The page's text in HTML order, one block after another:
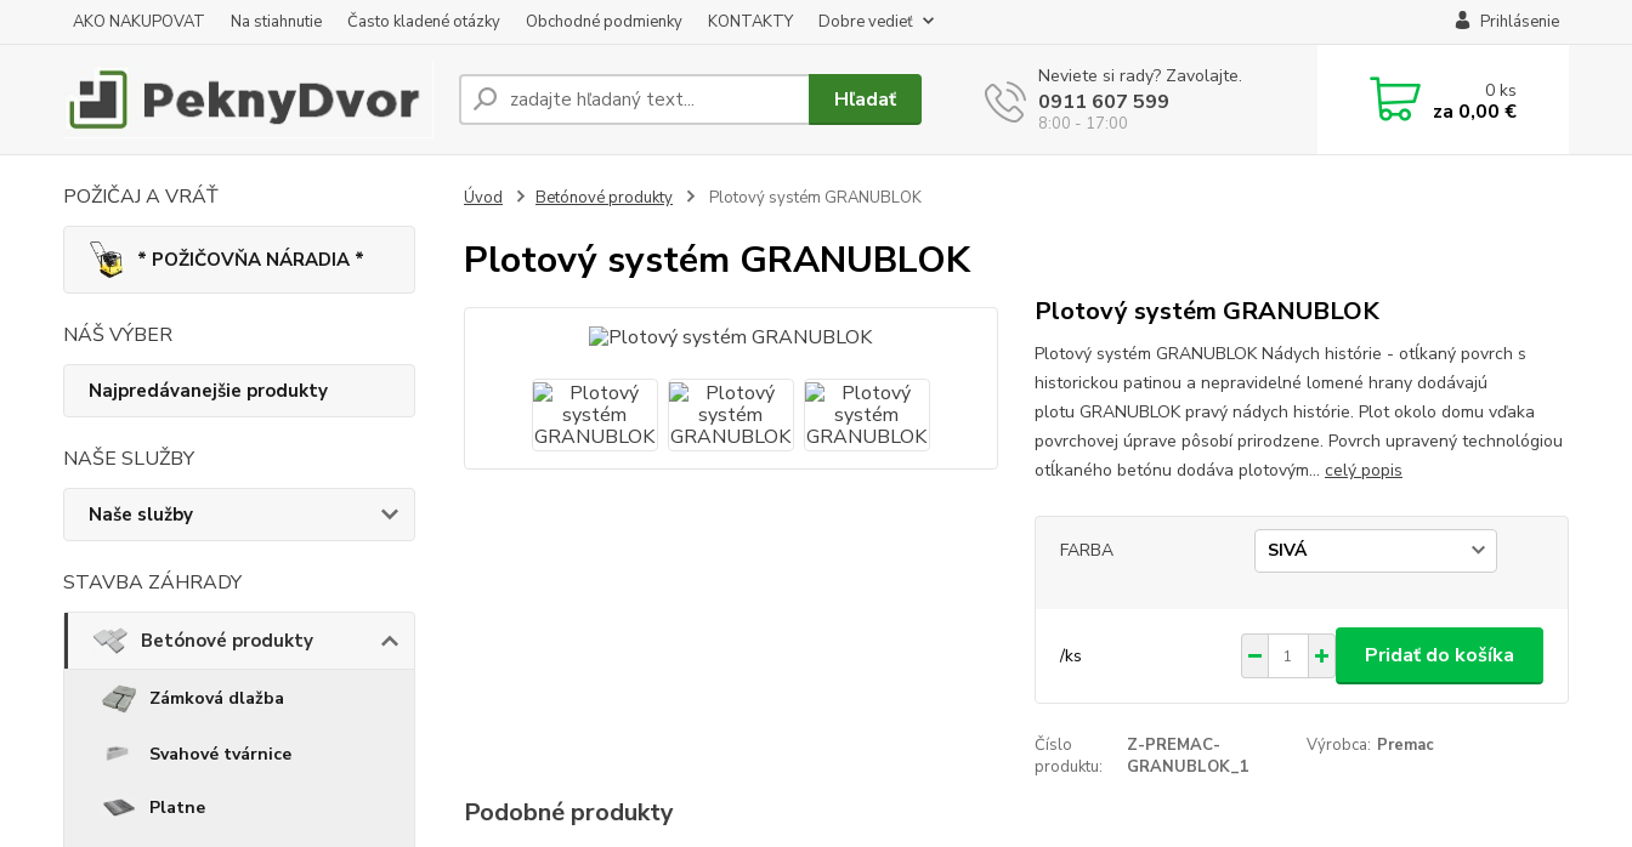
AKO NAKUPOVAT Na stiahnutie Často kladené otázky Obchodné podmienky KONTAKTY Dobre vedieť Prihlásenie
Hľadať
Neviete si rady? Zavolajte.
0911 607 599
8:00 - 17:00
0ks
za 0,00 €
POŽIČAJ A VRÁŤ
* POŽIČOVŇA NÁRADIA *
NÁŠ VÝBER
Najpredávanejšie produkty
NAŠE SLUŽBY
Naše služby
STAVBA ZÁHRADY
Betónové produkty
Zámková dlažba
Svahové tvárnice
Platne
Úvod Betónové produkty Plotový systém GRANUBLOK
Plotový systém GRANUBLOK
Plotový systém GRANUBLOK
Plotový systém GRANUBLOK Nádych histórie - otĺkaný povrch s
historickou patinou a nepravidelné lomené hrany dodávajú
plotu GRANUBLOK pravý nádych histórie. Plot okolo domu vďaka
povrchovej úprave pôsobí prirodzene. Povrch upravený technológiou
otĺkaného betónu dodáva plotovým... celý popis
FARBA
/ks Pridať do košíka
Číslo
produktu:
Z-PREMAC-
GRANUBLOK_1
Výrobca: Premac
Podobné produkty